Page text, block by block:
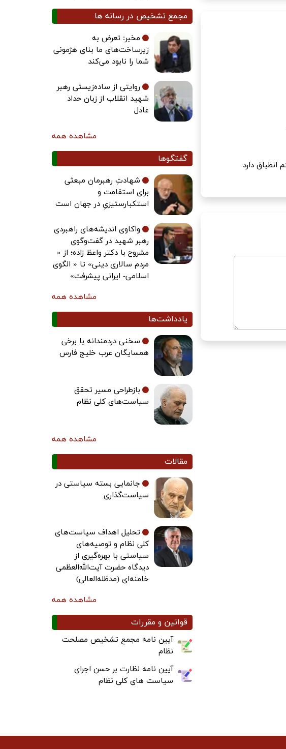
مجمع تشخیص در رسانه ها
مخبر: تعرض به
زیرساخت‌های ما بنای هژمونی
شما را نابود می‌کند
روایتی از ساده‌زیستی رهبر
شهید انقلاب از زبان حداد
عادل
مشاهده همه
گفتگوها
شهادتِ رهبرمان مبعثی
برای استقامت و
استکبارستیزیِ در جهان است
واکاوی اندیشه‌های راهبردی
رهبر شهید در گفت‌وگوی
مشروح با دکتر واعظ زاده؛ از «
مردم سالاری دینی» تا « الگوی
اسلامی- ایرانی پیشرفت»
مشاهده همه
یادداشت‌ها
سخنی دردمندانه با برخی
همسایگان عرب خلیج فارس
بازطراحی مسیر تحقق
سیاست‌های کلی نظام
مشاهده همه
مقالات
جانمایی بسته سیاستی در
سیاست‌گذاری
تحلیل اهداف سیاست‌های
کلی نظام و توصیه‌های
سیاستی با بهره‌گیری از
دیدگاه حضرت آیت‌الله‌العظمی
خامنه‌ای (مدظله‌العالی)
مشاهده همه
قوانین و مقررات
آیین نامه مجمع تشخیص مصلحت
نظام
آیین نامه نظارت بر حسن اجرای
سیاست های کلی نظام